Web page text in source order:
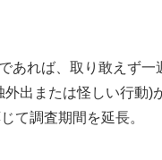
あれば、取り敢えず一
出または怪しい行動)
て調査期間を延長。